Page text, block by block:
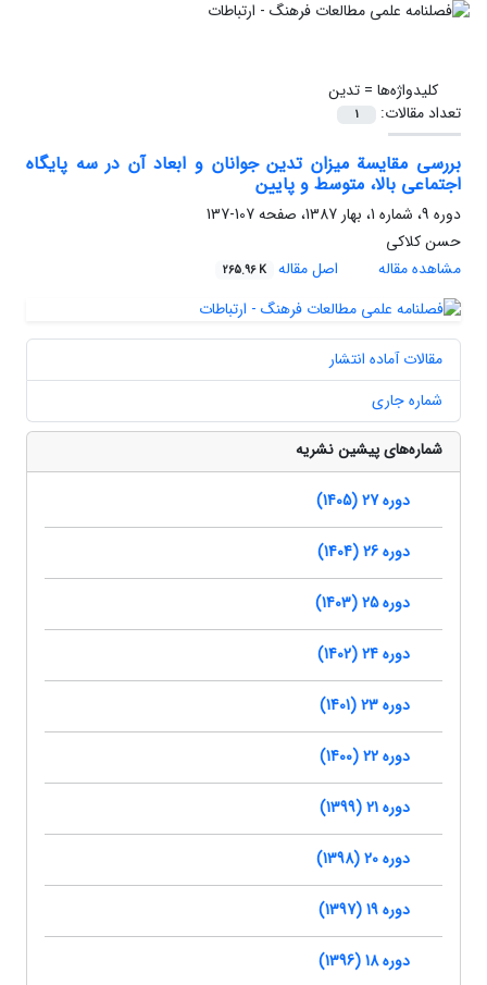
کلیدواژه‌ها =تدین
تعداد مقالات:
1
بررسی مقایسة میزان تدین جوانان و ابعاد آن در سه پایگاه
اجتماعی بالا، متوسط و پایین
دوره 9، شماره 1، بهار 1387، صفحه
107-137
حسن کلاکی
مشاهده مقاله
اصل مقاله 265.96 K
مقالات آماده انتشار
شماره جاری
شماره‌های پیشین نشریه
دوره 27 (1405)
دوره 26 (1404)
دوره 25 (1403)
دوره 24 (1402)
دوره 23 (1401)
دوره 22 (1400)
دوره 21 (1399)
دوره 20 (1398)
دوره 19 (1397)
دوره 18 (1396)